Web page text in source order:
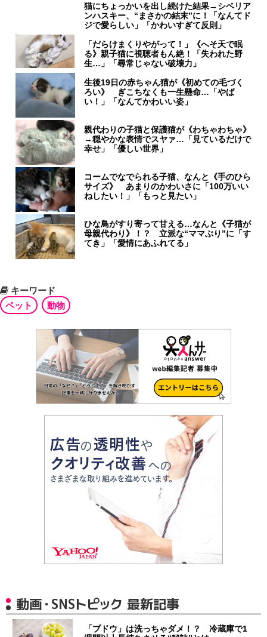
猫にちょっかいを出し続けた結果→シベリア
ンハスキー、“まさかの結末”に！「なんてド
ジで愛らしい」「かわいすぎて反則」
「だらけまくりやがって！」《へそ天で眠
る》親子猫に視聴者もん絶！「失われた野
生…」「尋常じゃない破壊力」
生後19日の赤ちゃん猫が《初めての毛づく
ろい》 ぎこちなくも一生懸命…「やば
い！」「なんてかわいい姿」
親代わりの子猫と保護猫が《わちゃわちゃ》
→穏やかな表情でスヤァ…「見ているだけで
幸せ」「優しい世界」
コームでなでられる子猫、なんと《手のひら
サイズ》 あまりのかわいさに「100万いい
ねしたい！」「もっと見たい」
ひな鳥がすり寄って甘える…なんと《子猫が
母親代わり》！？ 立派な“ママぶり”に「す
てき」「愛情にあふれてる」
キーワード
ペット
動物
動画・SNSトピック 最新記事
「ブドウ」は洗っちゃダメ！？ 冷蔵庫で1